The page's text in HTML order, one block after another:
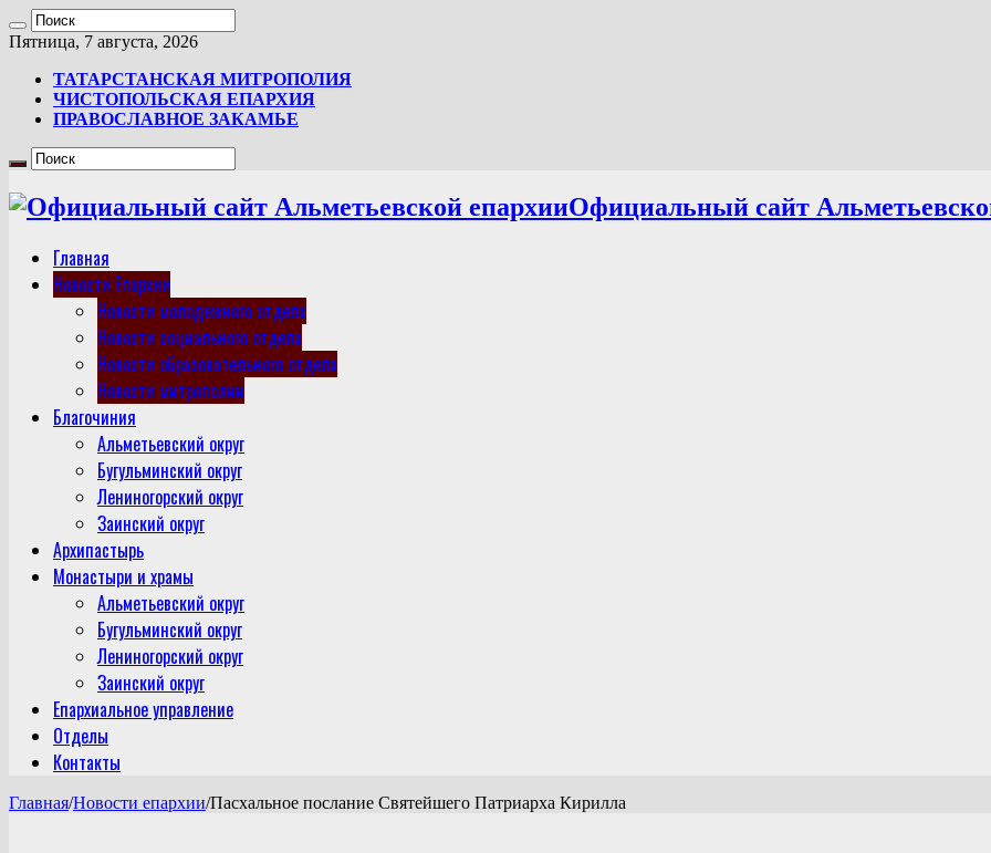
Пятница, 7 августа, 2026
ТАТАРСТАНСКАЯ МИТРОПОЛИЯ
ЧИСТОПОЛЬСКАЯ ЕПАРХИЯ
ПРАВОСЛАВНОЕ ЗАКАМЬЕ
Официальный сайт
Главная
Новости Епархии
Новости молодежного отдела
Новости социального отдела
Новости образовательного отдела
Новости митрополии
Благочиния
Альметьевский округ
Бугульминский округ
Лениногорский округ
Заинский округ
Архипастырь
Монастыри и храмы
Альметьевский округ
Бугульминский округ
Лениногорский округ
Заинский округ
Епархиальное управление
Отделы
Контакты
Главная/Новости епархии/Пасхальное послание Святейшего Патриарха Кирилла